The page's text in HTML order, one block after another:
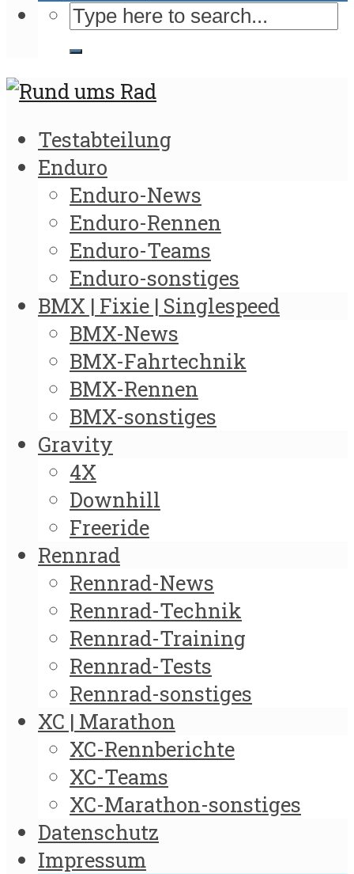
Testabteilung
Enduro
Enduro-News
Enduro-Rennen
Enduro-Teams
Enduro-sonstiges
BMX | Fixie | Singlespeed
BMX-News
BMX-Fahrtechnik
BMX-Rennen
BMX-sonstiges
Gravity
4X
Downhill
Freeride
Rennrad
Rennrad-News
Rennrad-Technik
Rennrad-Training
Rennrad-Tests
Rennrad-sonstiges
XC | Marathon
XC-Rennberichte
XC-Teams
XC-Marathon-sonstiges
Datenschutz
Impressum